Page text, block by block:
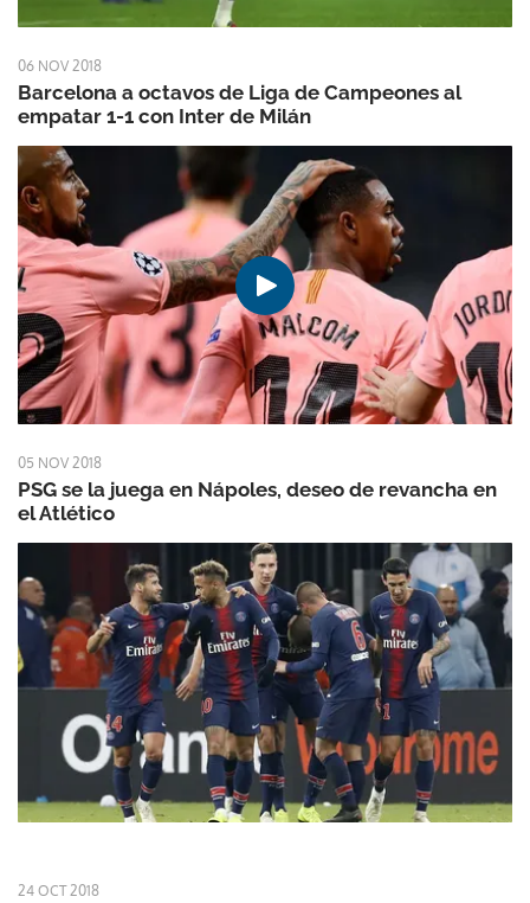
06 NOV 2018
Barcelona a octavos de Liga de Campeones al
empatar 1-1 con Inter de Milán
05 NOV 2018
PSG se la juega en Nápoles, deseo de revancha en
el Atlético
24 OCT 2018